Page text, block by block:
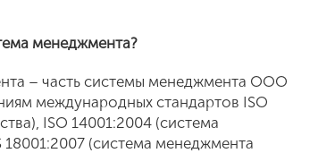
менеджмента?
– часть системы менеджмента ООО
международных стандартов ISO
ISO 14001:2004 (система
(система менеджмента